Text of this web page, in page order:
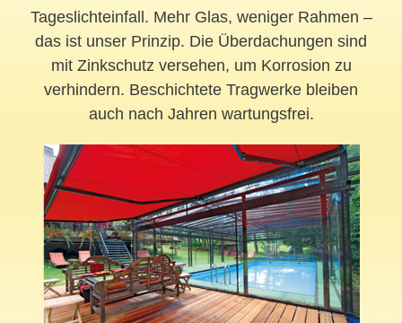
Tageslichteinfall. Mehr Glas, weniger Rahmen –
das ist unser Prinzip. Die Überdachungen sind
mit Zinkschutz versehen, um Korrosion zu
verhindern. Beschichtete Tragwerke bleiben
auch nach Jahren wartungsfrei.